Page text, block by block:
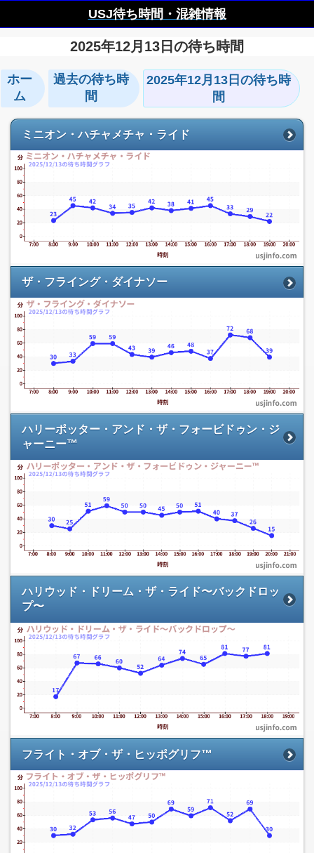
USJ待ち時間・混雑情報
2025年12月13日の待ち時間
ホー
ム
過去の待ち時
間
2025年12月13日の待ち時
間
ミニオン・ハチャメチャ・ライド
ザ・フライング・ダイナソー
ハリーポッター・アンド・ザ・フォービドゥン・ジ
ャーニー™
ハリウッド・ドリーム・ザ・ライド〜バックドロッ
プ〜
フライト・オブ・ザ・ヒッポグリフ™